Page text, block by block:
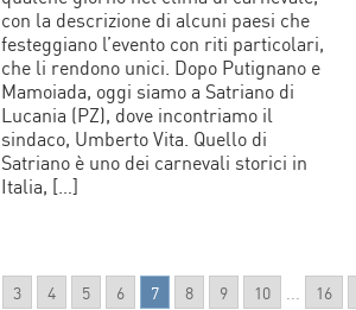
con la descrizione di alcuni paesi che
festeggiano l’evento con riti particolari,
che li rendono unici. Dopo Putignano e
Mamoiada, oggi siamo a Satriano di
Lucania (PZ), dove incontriamo il
sindaco, Umberto Vita. Quello di
Satriano è uno dei carnevali storici in
Italia, […]
3 4 5 6 7 8 9 10 16